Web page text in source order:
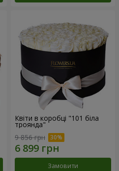
Квіти в коробці "101 біла
троянда"
9 856 грн
Замовити